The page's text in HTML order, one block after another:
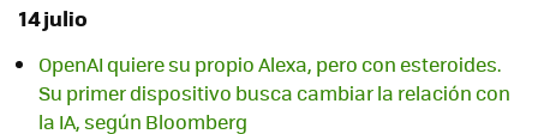
14 julio
OpenAI quiere su propio Alexa, pero con esteroides.
Su primer dispositivo busca cambiar la relación con
la IA, según Bloomberg